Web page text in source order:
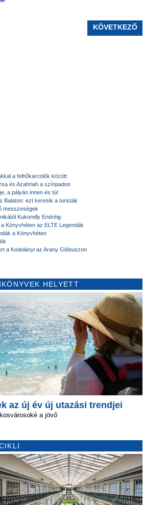
KÖVETKEZŐ
a felhőkarcolók között
és Azahriah a színpadon
a pályán innen és túl
Balaton: ezt keresik a turisták
messzeségek
Kukorelly Endréig
Könyvhéten az ELTE Legendák
a Könyvhéten
a Kodolányi az Arany Glóbuszon
HELYETT
az új év új utazási trendjei
a jövő